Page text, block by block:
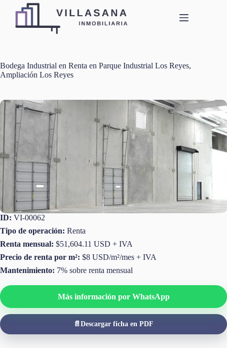
Bodega Industrial en Renta en Parque Industrial Los Reyes,
Ampliación Los Reyes
ID: VI-00062
Tipo de operación: Renta
Renta mensual: $51,604.11 USD + IVA
Precio de renta por m²: $8 USD/m²/mes + IVA
Mantenimiento: 7% sobre renta mensual
Más información por WhatsApp
📄 Descargar ficha en PDF